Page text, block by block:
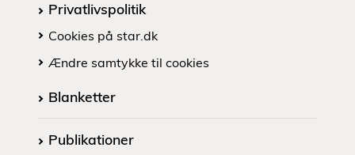
Privatlivspolitik
Cookies på star.dk
Ændre samtykke til cookies
Blanketter
Publikationer